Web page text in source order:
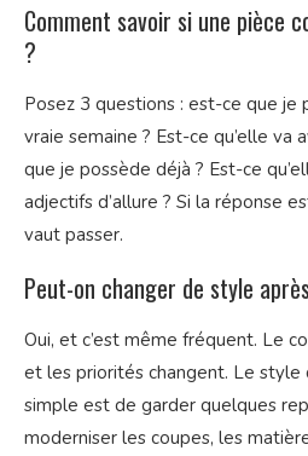
Comment savoir si une pièce
?
Posez 3 questions : est-ce que je
vraie semaine ? Est-ce qu’elle va
que je possède déjà ? Est-ce
adjectifs d’allure ? Si la réponse
vaut passer.
Peut-on changer de style
Oui, et c’est même fréquent. Le
et les priorités changent. Le style
simple est de garder quelques
moderniser les coupes, les